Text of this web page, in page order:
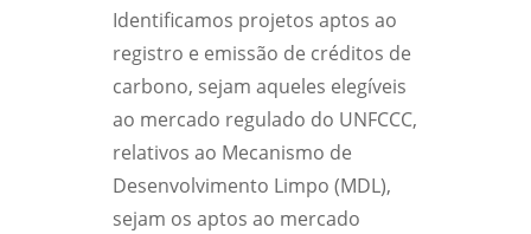
Identificamos projetos aptos ao
registro e emissão de créditos de
carbono, sejam aqueles elegíveis
ao mercado regulado do UNFCCC,
relativos ao Mecanismo de
Desenvolvimento Limpo (MDL),
sejam os aptos ao mercado